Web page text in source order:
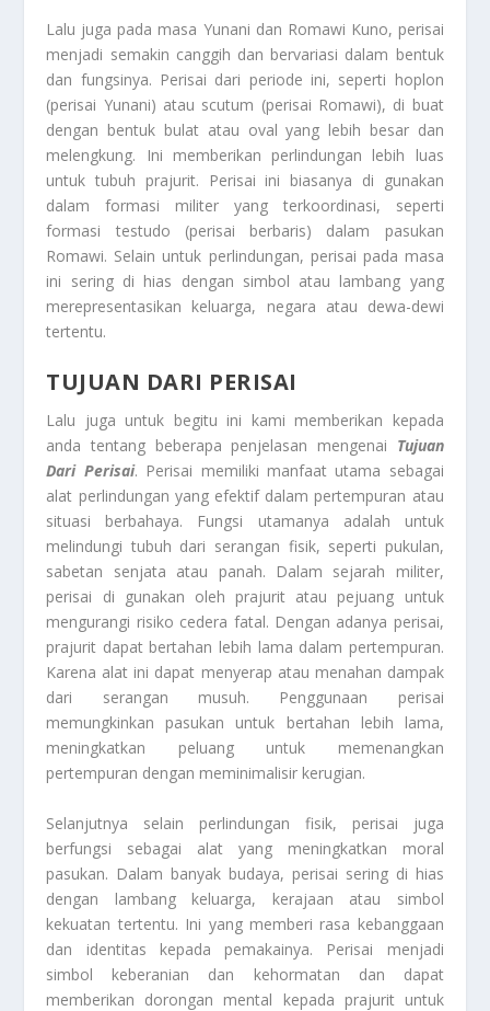
Lalu juga pada masa Yunani dan Romawi Kuno, perisai
menjadi semakin canggih dan bervariasi dalam bentuk
dan fungsinya. Perisai dari periode ini, seperti hoplon
(perisai Yunani) atau scutum (perisai Romawi), di buat
dengan bentuk bulat atau oval yang lebih besar dan
melengkung. Ini memberikan perlindungan lebih luas
untuk tubuh prajurit. Perisai ini biasanya di gunakan
dalam formasi militer yang terkoordinasi, seperti
formasi testudo (perisai berbaris) dalam pasukan
Romawi. Selain untuk perlindungan, perisai pada masa
ini sering di hias dengan simbol atau lambang yang
merepresentasikan keluarga, negara atau dewa-dewi
tertentu.
TUJUAN DARI PERISAI
Lalu juga untuk begitu ini kami memberikan kepada
anda tentang beberapa penjelasan mengenai Tujuan
Dari Perisai. Perisai memiliki manfaat utama sebagai
alat perlindungan yang efektif dalam pertempuran atau
situasi berbahaya. Fungsi utamanya adalah untuk
melindungi tubuh dari serangan fisik, seperti pukulan,
sabetan senjata atau panah. Dalam sejarah militer,
perisai di gunakan oleh prajurit atau pejuang untuk
mengurangi risiko cedera fatal. Dengan adanya perisai,
prajurit dapat bertahan lebih lama dalam pertempuran.
Karena alat ini dapat menyerap atau menahan dampak
dari serangan musuh. Penggunaan perisai
memungkinkan pasukan untuk bertahan lebih lama,
meningkatkan peluang untuk memenangkan
pertempuran dengan meminimalisir kerugian.
Selanjutnya selain perlindungan fisik, perisai juga
berfungsi sebagai alat yang meningkatkan moral
pasukan. Dalam banyak budaya, perisai sering di hias
dengan lambang keluarga, kerajaan atau simbol
kekuatan tertentu. Ini yang memberi rasa kebanggaan
dan identitas kepada pemakainya. Perisai menjadi
simbol keberanian dan kehormatan dan dapat
memberikan dorongan mental kepada prajurit untuk